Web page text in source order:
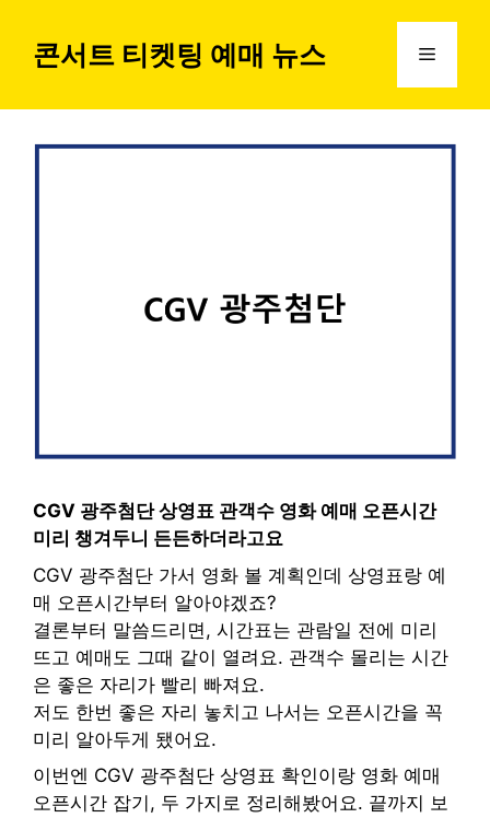
콘서트 티켓팅 예매 뉴스 메
CGV 광주첨단 상영표 관객수 영화 예매 오픈시간
미리 챙겨두니 든든하더라고요
CGV 광주첨단 가서 영화 볼 계획인데 상영표랑 예
매 오픈시간부터 알아야겠죠?
결론부터 말씀드리면, 시간표는 관람일 전에 미리
뜨고 예매도 그때 같이 열려요. 관객수 몰리는 시간
은 좋은 자리가 빨리 빠져요.
저도 한번 좋은 자리 놓치고 나서는 오픈시간을 꼭
미리 알아두게 됐어요.
이번엔 CGV 광주첨단 상영표 확인이랑 영화 예매
오픈시간 잡기, 두 가지로 정리해봤어요. 끝까지 보